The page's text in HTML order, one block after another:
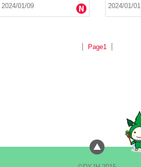
2024/01/09 2024/01/01
Page1